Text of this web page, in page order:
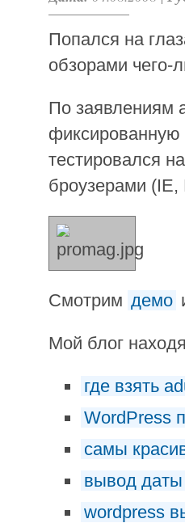
Попался на
обзорами чего-
По заявлениям
тестировался
броузерами
Смотрим демо
Мой блог
где взять
WordPress
самы
вывод даты
wordpress